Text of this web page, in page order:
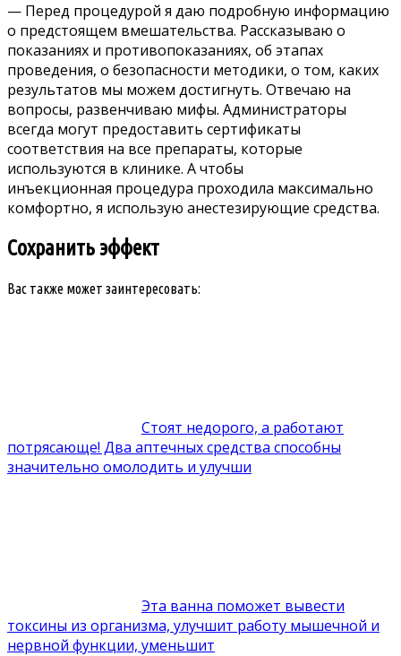
— Перед процедурой я даю подробную информацию
о предстоящем вмешательства. Рассказываю о
показаниях и противопоказаниях, об этапах
проведения, о безопасности методики, о том, каких
результатов мы можем достигнуть. Отвечаю на
вопросы, развенчиваю мифы. Администраторы
всегда могут предоставить сертификаты
соответствия на все препараты, которые
используются в клинике. А чтобы
инъекционная процедура проходила максимально
комфортно, я использую анестезирующие средства.
Сохранить эффект
Вас также может заинтересовать:
Стоят недорого, а работают
потрясающе! Два аптечных средства способны
значительно омолодить и улучши
Эта ванна поможет вывести
токсины из организма, улучшит работу мышечной и
нервной функции, уменьшит